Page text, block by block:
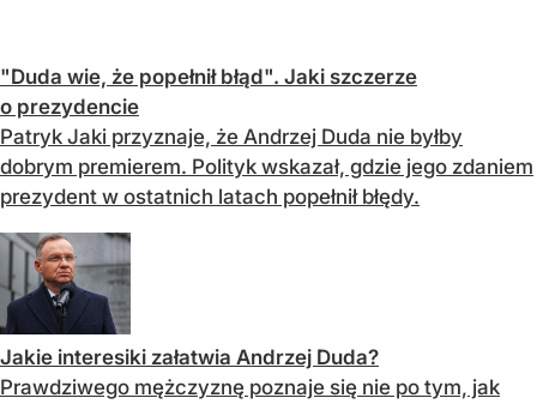
"Duda wie, że popełnił błąd". Jaki szczerze
o prezydencie
Patryk Jaki przyznaje, że Andrzej Duda nie byłby
dobrym premierem. Polityk wskazał, gdzie jego zdaniem
prezydent w ostatnich latach popełnił błędy.
Jakie interesiki załatwia Andrzej Duda?
Prawdziwego mężczyznę poznaje się nie po tym, jak